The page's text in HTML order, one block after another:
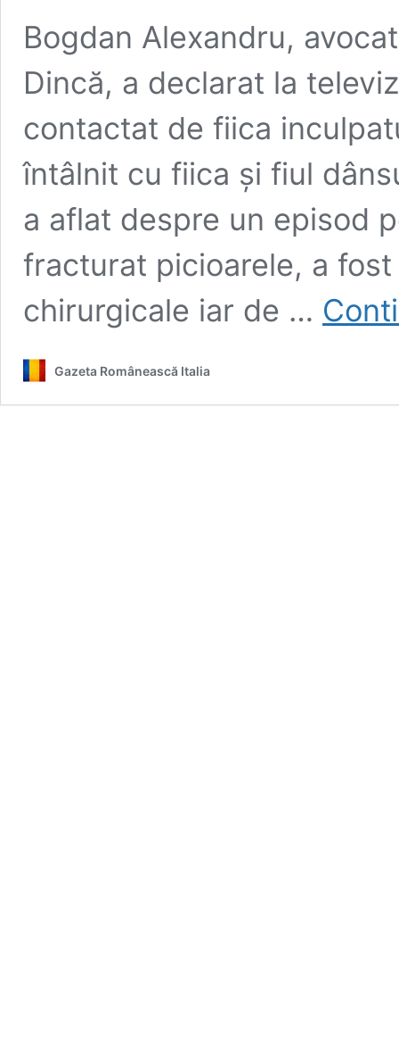
Bogdan Alexandru,
Dincă, a declarat la
contactat de fiica
întâlnit cu fiica și fiul
a aflat despre un episod
fracturat picioarele, a
chirurgicale iar de …
Gazeta Românească Italia